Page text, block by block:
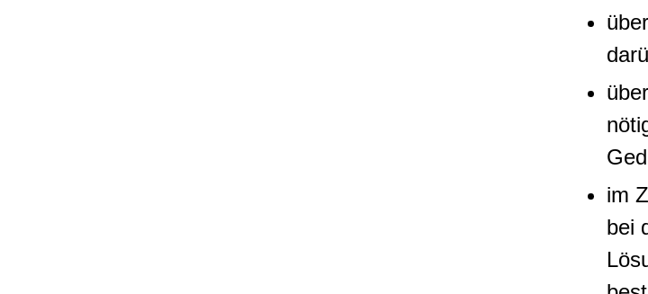
im
bei